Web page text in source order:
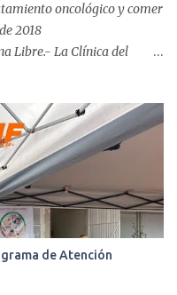
oncológico y comer
2018
Libre.- La Clínica del
de alta tecnología de
certificados. Además
que permiten
para el paciente, a
y personal
se realizó un nuevo caso
un stent metálico
de Atención